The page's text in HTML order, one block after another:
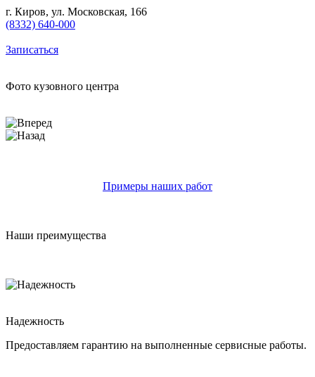
г. Киров, ул. Московская, 166
(8332) 640-000
Записаться
Фото кузовного центра
Примеры наших работ
Наши преимущества
Надежность
Предоставляем гарантию на выполненные сервисные работы.